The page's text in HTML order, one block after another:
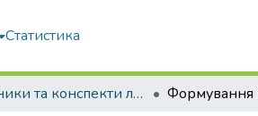
Статистика
Збірники та конспекти лекцій